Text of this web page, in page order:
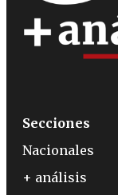
Secciones
Nacionales
+ análisis